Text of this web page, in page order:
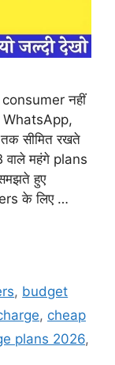
नहीं
WhatsApp,
सीमित रखते
महंगे plans
हुए
के लिए …
, budget
, cheap
plans 2026,